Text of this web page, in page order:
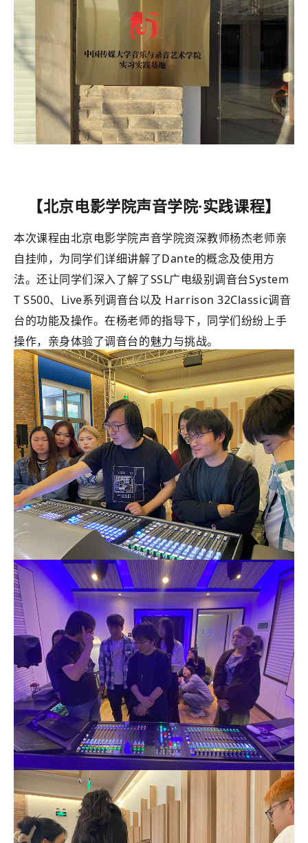
【北京电影学院声音学院·实践课程】
本次课程由北京电影学院声音学院资深教师杨杰老师亲
自挂帅，为同学们详细讲解了Dante的概念及使用方
法。还让同学们深入了解了SSL广电级别调音台System
T S500、Live系列调音台以及 Harrison 32Classic调音
台的功能及操作。在杨老师的指导下，同学们纷纷上手
操作，亲身体验了调音台的魅力与挑战。